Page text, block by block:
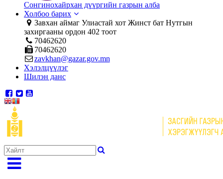
Сонгинохайрхан дүүргийн газрын алба
Холбоо барих
Завхан аймаг Улиастай хот Жинст бат Нутгын
захиргааны ордон 402 тоот
70462620
70462620
zavkhan@gazar.gov.mn
Хэлэлцүүлэг
Шилэн данс